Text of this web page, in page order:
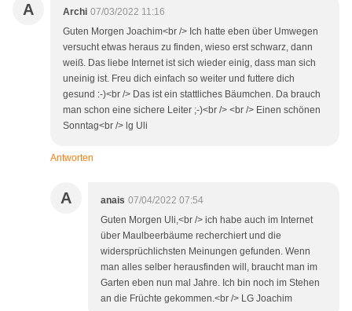
A Archi 07/03/2022 11:16
Guten Morgen Joachim<br /> Ich hatte eben über Umwegen
versucht etwas heraus zu finden, wieso erst schwarz, dann
weiß. Das liebe Internet ist sich wieder einig, dass man sich
uneinig ist. Freu dich einfach so weiter und futtere dich
gesund :-)<br /> Das ist ein stattliches Bäumchen. Da brauch
man schon eine sichere Leiter ;-)<br /> <br /> Einen schönen
Sonntag<br /> lg Uli
Antworten
A anais 07/04/2022 07:54
Guten Morgen Uli,<br /> ich habe auch im Internet
über Maulbeerbäume recherchiert und die
widersprüchlichsten Meinungen gefunden. Wenn
man alles selber herausfinden will, braucht man im
Garten eben nun mal Jahre. Ich bin noch im Stehen
an die Früchte gekommen.<br /> LG Joachim